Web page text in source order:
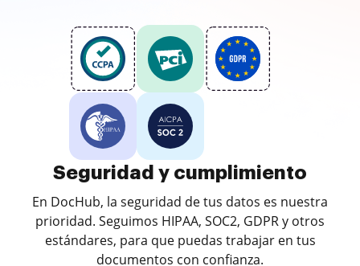
Seguridad y cumplimiento
En DocHub, la seguridad de tus datos es nuestra
prioridad. Seguimos HIPAA, SOC2, GDPR y otros
estándares, para que puedas trabajar en tus
documentos con confianza.